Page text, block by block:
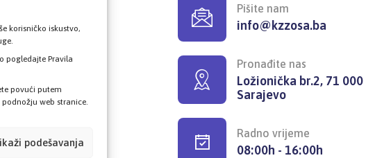
korisničko iskustvo,
pogledajte Pravila
povući putem
web stranice.
podešavanja
Pišite nam
info@kzzosa.ba
Pronađite nas
Ložionička br.2, 71 000
Sarajevo
Radno vrijeme
08:00h - 16:00h